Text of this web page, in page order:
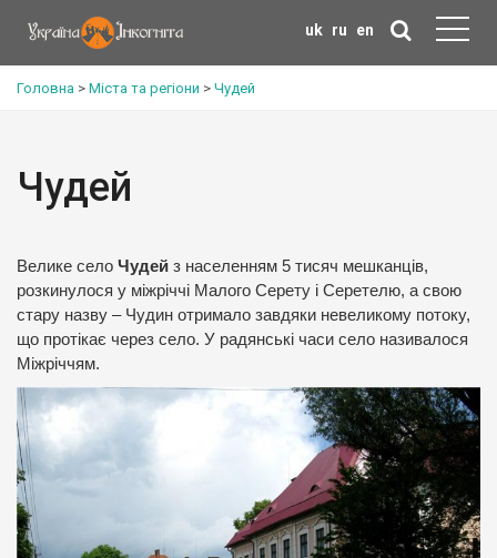
uk ru en
Головна > Міста та регіони > Чудей
Чудей
Велике село Чудей з населенням 5 тисяч мешканців,
розкинулося у міжріччі Малого Серету і Серетелю, а свою
стару назву – Чудин отримало завдяки невеликому потоку,
що протікає через село. У радянські часи село називалося
Міжріччям.